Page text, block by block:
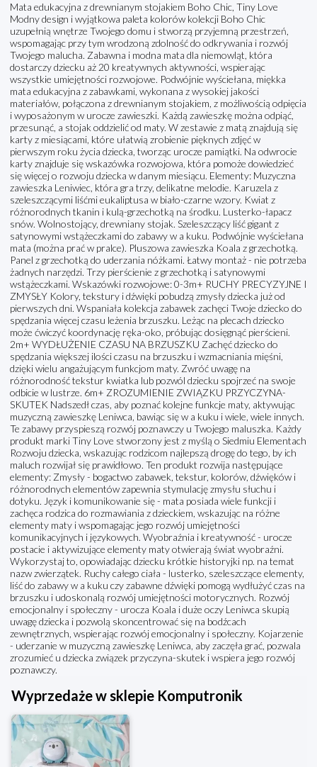
Mata edukacyjna z drewnianym stojakiem Boho Chic, Tiny Love
Modny design i wyjątkowa paleta kolorów kolekcji Boho Chic
uzupełnią wnętrze Twojego domu i stworzą przyjemną przestrzeń,
wspomagając przy tym wrodzoną zdolność do odkrywania i rozwój
Twojego malucha. Zabawna i modna mata dla niemowląt, która
dostarczy dziecku aż 20 kreatywnych aktywności, wspierając
wszystkie umiejętności rozwojowe. Podwójnie wyściełana, miękka
mata edukacyjna z zabawkami, wykonana z wysokiej jakości
materiałów, połączona z drewnianym stojakiem, z możliwością odpięcia
i wyposażonym w urocze zawieszki. Każdą zawieszkę można odpiąć,
przesunąć, a stojak oddzielić od maty. W zestawie z matą znajdują się
karty z miesiącami, które ułatwią zrobienie pięknych zdjęć w
pierwszym roku życia dziecka, tworząc urocze pamiątki. Na odwrocie
karty znajduje się wskazówka rozwojowa, która pomoże dowiedzieć
się więcej o rozwoju dziecka w danym miesiącu. Elementy: Muzyczna
zawieszka Leniwiec, która gra trzy, delikatne melodie. Karuzela z
szeleszczącymi liśćmi eukaliptusa w biało-czarne wzory. Kwiat z
różnorodnych tkanin i kulą-grzechotką na środku. Lusterko-łapacz
snów. Wolnostojący, drewniany stojak. Szeleszczący liść gigant z
satynowymi wstążeczkami do zabawy w a kuku. Podwójnie wyściełana
mata (można prać w pralce). Pluszowa zawieszka Koala z grzechotką.
Panel z grzechotką do uderzania nóżkami. Łatwy montaż - nie potrzeba
żadnych narzędzi. Trzy pierścienie z grzechotką i satynowymi
wstążeczkami. Wskazówki rozwojowe: 0-3m+ RUCHY PRECYZYJNE I
ZMYSŁY Kolory, tekstury i dźwięki pobudzą zmysły dziecka już od
pierwszych dni. Wspaniała kolekcja zabawek zachęci Twoje dziecko do
spędzania więcej czasu leżenia brzuszku. Leżąc na plecach dziecko
może ćwiczyć koordynację ręka-oko, próbując dosięgnąć pierścieni.
2m+ WYDŁUŻENIE CZASU NA BRZUSZKU Zachęć dziecko do
spędzania większej ilości czasu na brzuszku i wzmacniania mięśni,
dzięki wielu angażującym funkcjom maty. Zwróć uwagę na
różnorodność tekstur kwiatka lub pozwól dziecku spojrzeć na swoje
odbicie w lustrze. 6m+ ZROZUMIENIE ZWIĄZKU PRZYCZYNA-
SKUTEK Nadszedł czas, aby poznać kolejne funkcje maty, aktywując
muzyczną zawieszkę Leniwca, bawiąc się w a kuku i wiele, wiele innych.
Te zabawy przyspieszą rozwój poznawczy u Twojego maluszka. Każdy
produkt marki Tiny Love stworzony jest z myślą o Siedmiu Elementach
Rozwoju dziecka, wskazując rodzicom najlepszą drogę do tego, by ich
maluch rozwijał się prawidłowo. Ten produkt rozwija następujące
elementy: Zmysły - bogactwo zabawek, tekstur, kolorów, dźwięków i
różnorodnych elementów zapewnia stymulację zmysłu słuchu i
dotyku. Język i komunikowanie się - mata posiada wiele funkcji i
zachęca rodzica do rozmawiania z dzieckiem, wskazując na różne
elementy maty i wspomagając jego rozwój umiejętności
komunikacyjnych i językowych. Wyobraźnia i kreatywność - urocze
postacie i aktywizujące elementy maty otwierają świat wyobraźni.
Wykorzystaj to, opowiadając dziecku krótkie historyjki np. na temat
nazw zwierzątek. Ruchy całego ciała - lusterko, szeleszczące elementy,
liść do zabawy w a kuku czy zabawne dźwięki pomogą wydłużyć czas na
brzuszku i udoskonalą rozwój umiejętności motorycznych. Rozwój
emocjonalny i społeczny - urocza Koala i duże oczy Leniwca skupią
uwagę dziecka i pozwolą skoncentrować się na bodźcach
zewnętrznych, wspierając rozwój emocjonalny i społeczny. Kojarzenie
- uderzanie w muzyczną zawieszkę Leniwca, aby zaczęła grać, pozwala
zrozumieć u dziecka związek przyczyna-skutek i wspiera jego rozwój
poznawczy.
Wyprzedaże w sklepie Komputronik